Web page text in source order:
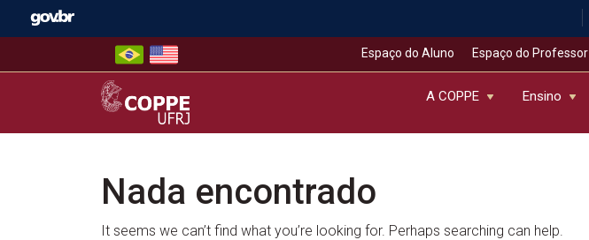
Espaço do Aluno Espaço do Professor
COPPE – UFRJ
A COPPE Ensino
Nada encontrado
It seems we can’t find what you’re looking for. Perhaps searching can help.